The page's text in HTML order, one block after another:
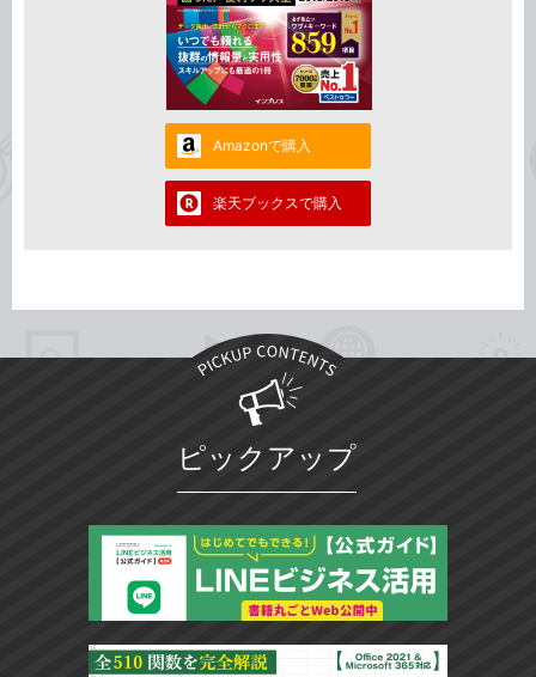
Amazonで購入
楽天ブックスで購入
ピックアップ